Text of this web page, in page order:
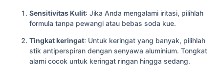
Sensitivitas Kulit: Jika Anda mengalami iritasi, pilihlah
formula tanpa pewangi atau bebas soda kue.
Tingkat keringat: Untuk keringat yang banyak, pilihlah
stik antiperspiran dengan senyawa aluminium. Tongkat
alami cocok untuk keringat ringan hingga sedang.